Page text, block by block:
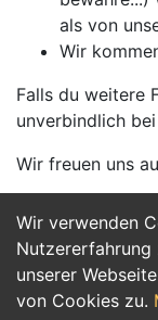
Wir verwenden
Nutzererfahrung
unserer
von Cookies zu.
als von
Wir
Falls du weitere
unverbindlich bei
Wir freuen uns